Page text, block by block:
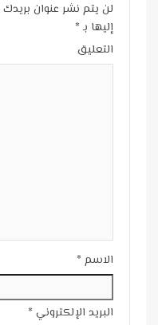
لن يتم نشر عنوان بريدك
إليها بـ*
التعليق
الاسم *
البريد الإلكتروني *